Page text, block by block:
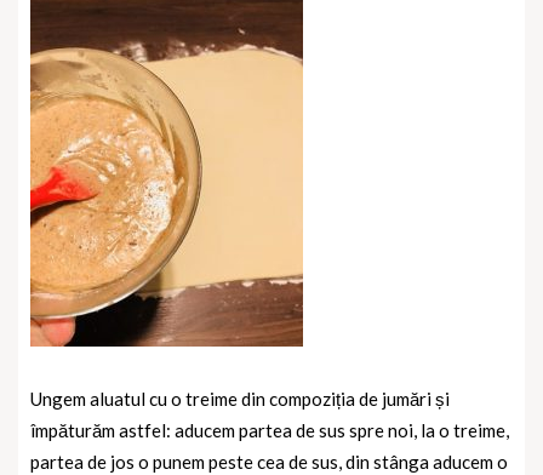
Ungem aluatul cu o treime din compoziția de jumări și
împăturăm astfel: aducem partea de sus spre noi, la o treime,
partea de jos o punem peste cea de sus, din stânga aducem o